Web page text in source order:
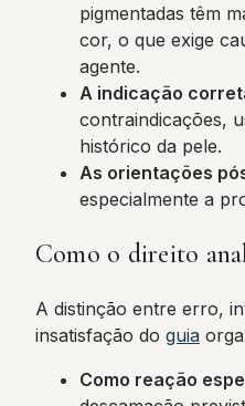
pigmentadas têm
cor, o que exige
agente.
A indicação
contraindicações,
histórico da pele.
As orientações
especialmente a
Como o direito
A distinção entre erro,
insatisfação do guia
Como reação